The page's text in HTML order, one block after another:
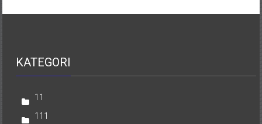
KATEGORI
11
111